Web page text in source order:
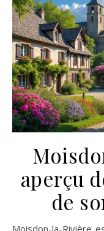
aperçu
de